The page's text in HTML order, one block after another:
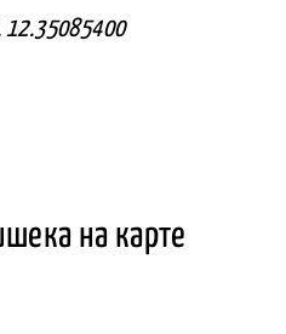
12.35085400
на карте